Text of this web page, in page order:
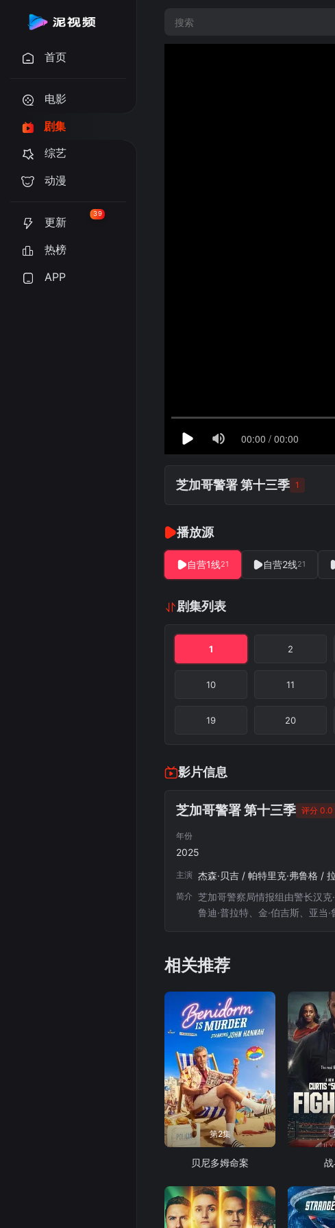
首页
电影
剧集
综艺
动漫
更新
39
热榜
APP
芝加哥警署 第十三季 1
播放源
自营1线21 自营2线21
剧集列表
1 2
10 11
19 20
影片信息
芝加哥警署 第十三季 评分 0.0
年份
2025
主演 杰森·贝吉 / 帕特里克·弗鲁格 /
简介 芝加哥警察局情报组由警长汉
鲁迪·普拉特、金·伯吉斯、亚当
相关推荐
第2集
贝尼多姆命案